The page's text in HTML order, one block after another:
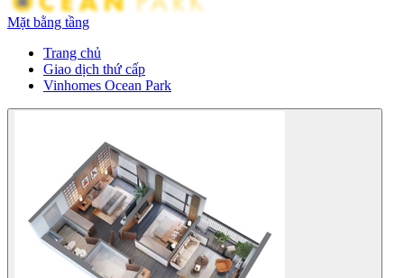
Mặt bằng tầng
Trang chủ
Giao dịch thứ cấp
Vinhomes Ocean Park